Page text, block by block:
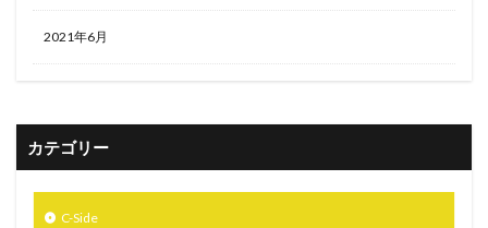
2021年6月
カテゴリー
C-Side